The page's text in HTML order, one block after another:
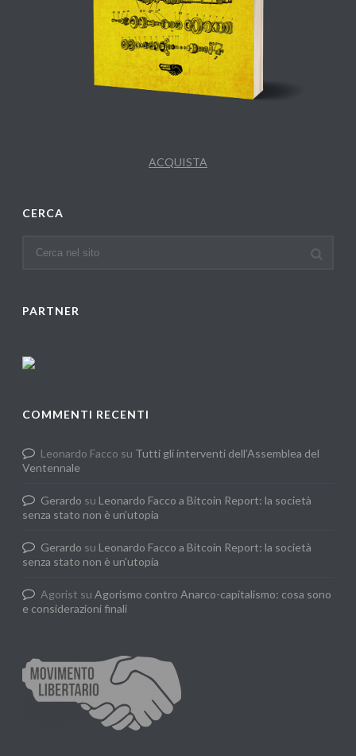
ACQUISTA
CERCA
PARTNER
COMMENTI RECENTI
Leonardo Facco su Tutti gli interventi dell’Assemblea del
Ventennale
Gerardo su Leonardo Facco a Bitcoin Report: la società
senza stato non è un’utopia
Gerardo su Leonardo Facco a Bitcoin Report: la società
senza stato non è un’utopia
Agorist suAgorismo contro Anarco-capitalismo: cosa sono
e considerazioni finali